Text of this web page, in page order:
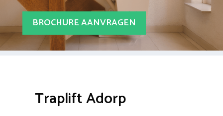
BROCHURE AANVRAGEN
Traplift Adorp